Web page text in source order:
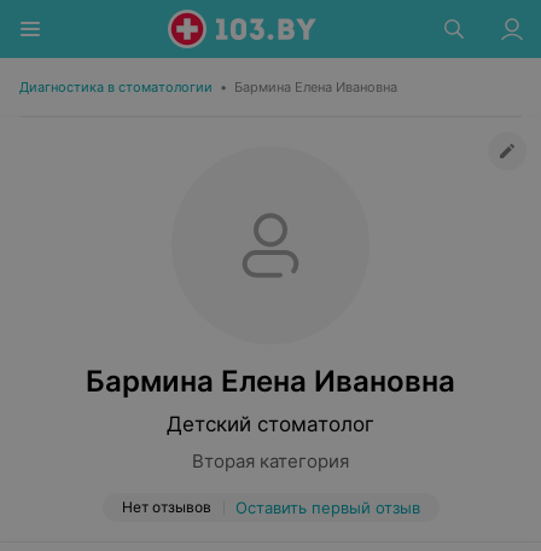
Диагностика в стоматологии • Бармина Елена Ивановна
Бармина Елена Ивановна
Детский стоматолог
Вторая категория
Нет отзывов Оставить первый отзыв